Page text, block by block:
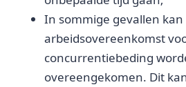
In sommige gevallen kan
arbeidsovereenkomst
concurrentiebeding
overeengekomen. Dit